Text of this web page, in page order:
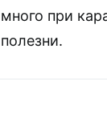
много при
полезни.